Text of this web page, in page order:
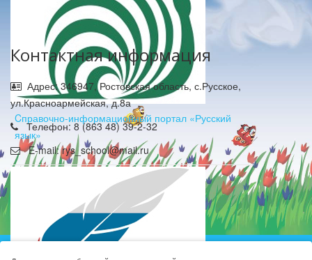
Cправочно-информационный портал «Русский
язык»
Контактная информация
Адрес: 346947, Ростовская область, с.Русское,
ул.Красноармейская, д.8а
Телефон: 8 (863 48) 39-2-32
E-mail: rys_school@mail.ru